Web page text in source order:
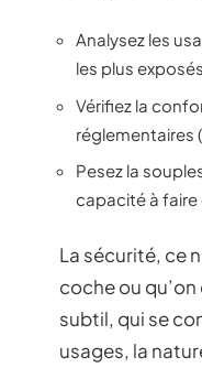
Analysez les
les plus exposés
Vérifiez la
réglementaires
Pesez la
capacité à faire
La sécurité, ce
coche ou
subtil, qui se
usages, la